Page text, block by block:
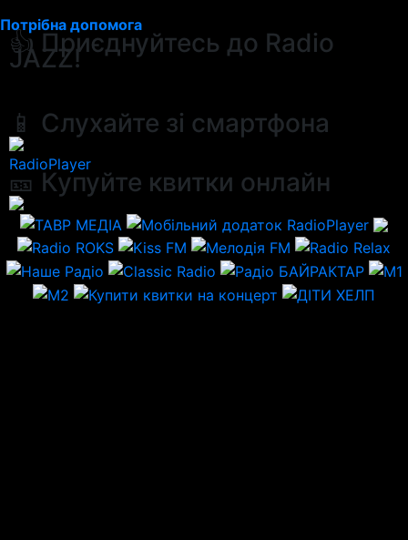
Потрібна допомога
👍 Приєднуйтесь до Radio
JAZZ!
📱 Слухайте зі смартфона
RadioPlayer
🎫 Купуйте квитки онлайн